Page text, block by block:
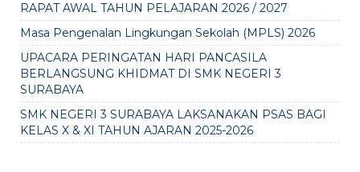
RAPAT AWAL TAHUN PELAJARAN 2026 / 2027
Masa Pengenalan Lingkungan Sekolah (MPLS) 2026
UPACARA PERINGATAN HARI PANCASILA
BERLANGSUNG KHIDMAT DI SMK NEGERI 3
SURABAYA
SMK NEGERI 3 SURABAYA LAKSANAKAN PSAS BAGI
KELAS X & XI TAHUN AJARAN 2025-2026